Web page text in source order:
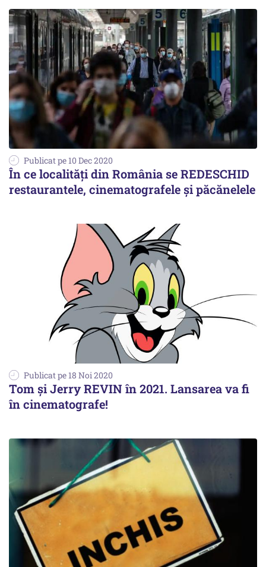
Publicat pe 10 Dec 2020
În ce localități din România se REDESCHID
restaurantele, cinematografele și păcănelele
Publicat pe 18 Noi 2020
Tom și Jerry REVIN în 2021. Lansarea va fi
în cinematografe!